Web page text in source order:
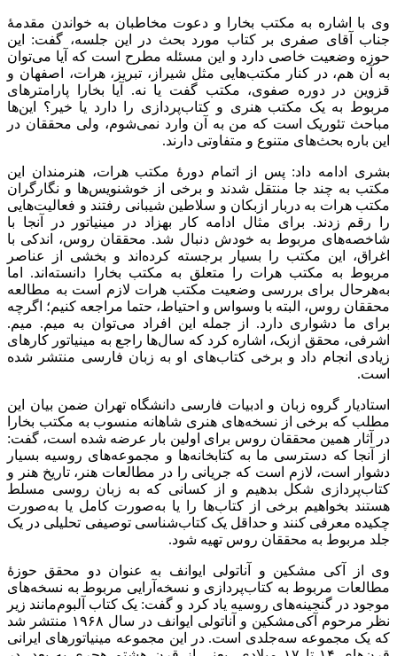
وی با اشاره به مکتب بخارا و دعوت مخاطبان به خواندن مقدمۀ
جناب آقای صفری بر کتاب مورد بحث در این جلسه، گفت: این
حوزه وضعیت خاصی دارد و این مسئله مطرح است که آیا می‌توان
به آن هم، در کنار مکتب‌هایی مثل شیراز، تبریز، هرات، اصفهان و
قزوین در دوره صفوی، مکتب گفت یا نه. آیا بخارا پارامترهای
مربوط به یک مکتب هنری و کتاب‌پردازی را دارد یا خیر؟ این‌ها
مباحث تئوریک است که من به آن وارد نمی‌شوم، ولی محققان در
این باره بحث‌های متنوع و متفاوتی دارند.
بشری ادامه داد: پس از اتمام دورۀ مکتب هرات، هنرمندان این
مکتب به چند جا منتقل شدند و برخی از خوشنویس‌ها و نگارگران
مکتب هرات به دربار ازبکان و سلاطین شیبانی رفتند و فعالیت‌هایی
را رقم زدند. برای مثال ادامه کار بهزاد در مینیاتور در آنجا با
شاخصه‌های مربوط به خودش دنبال شد. محققان روس، اندکی با
اغراق، این مکتب را بسیار برجسته کرده‌اند و بخشی از عناصر
مربوط به مکتب هرات را متعلق به مکتب بخارا دانسته‌اند. اما
به‌هرحال برای بررسی وضعیت مکتب هرات لازم است به مطالعه
محققان روس، البته با وسواس و احتیاط، حتما مراجعه کنیم؛ اگرچه
برای ما دشواری دارد. از جمله این افراد می‌توان به میم. میم.
اشرفی، محقق ازبک، اشاره کرد که سال‌ها راجع به مینیاتور کارهای
زیادی انجام داد و برخی کتاب‌های او به زبان فارسی منتشر شده
است.
استادیار گروه زبان و ادبیات فارسی دانشگاه تهران ضمن بیان این
مطلب که برخی از نسخه‌های هنری شاهانه منسوب به مکتب بخارا
در آثار همین محققان روس برای اولین بار عرضه شده است، گفت:
از آنجا که دسترسی ما به کتابخانه‌ها و مجموعه‌های روسیه بسیار
دشوار است، لازم است که جریانی را در مطالعات هنر، تاریخ هنر و
کتاب‌پردازی شکل بدهیم و از کسانی که به زبان روسی مسلط
هستند بخواهیم برخی از کتاب‌ها را یا به‌صورت کامل یا به‌صورت
چکیده معرفی کنند و حداقل یک کتاب‌شناسی توصیفی تحلیلی در یک
جلد مربوط به محققان روس تهیه شود.
وی از آکی مشکین و آناتولی ایوانف به عنوان دو محقق حوزۀ
مطالعات مربوط به کتاب‌پردازی و نسخه‌آرایی مربوط به نسخه‌های
موجود در گنجینه‌های روسیه یاد کرد و گفت: یک کتاب آلبوم‌مانند زیر
نظر مرحوم آکی‌مشکین و آناتولی ایوانف در سال ۱۹۶۸ منتشر شد
که یک مجموعه سه‌جلدی است. در این مجموعه مینیاتورهای ایرانی